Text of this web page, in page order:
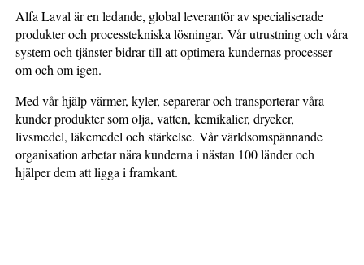
Alfa Laval är en ledande, global leverantör av specialiserade
produkter och processtekniska lösningar. Vår utrustning och våra
system och tjänster bidrar till att optimera kundernas processer -
om och om igen.
Med vår hjälp värmer, kyler, separerar och transporterar våra
kunder produkter som olja, vatten, kemikalier, drycker,
livsmedel, läkemedel och stärkelse. Vår världsomspännande
organisation arbetar nära kunderna i nästan 100 länder och
hjälper dem att ligga i framkant.